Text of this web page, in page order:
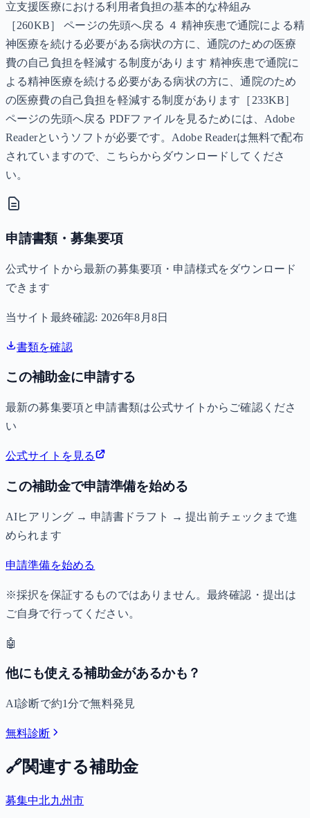
立支援医療における利用者負担の基本的な枠組み
［260KB］ ページの先頭へ戻る ４ 精神疾患で通院による精
神医療を続ける必要がある病状の方に、通院のための医療
費の自己負担を軽減する制度があります 精神疾患で通院に
よる精神医療を続ける必要がある病状の方に、通院のため
の医療費の自己負担を軽減する制度があります［233KB］
ページの先頭へ戻る PDFファイルを見るためには、Adobe
Readerというソフトが必要です。Adobe Readerは無料で配布
されていますので、こちらからダウンロードしてくださ
い。
申請書類・募集要項
公式サイトから最新の募集要項・申請様式をダウンロード
できます
当サイト最終確認: 2026年8月8日
書類を確認
この補助金に申請する
最新の募集要項と申請書類は公式サイトからご確認くださ
い
公式サイトを見る
この補助金で申請準備を始める
AIヒアリング → 申請書ドラフト → 提出前チェックまで進
められます
申請準備を始める
※採択を保証するものではありません。最終確認・提出は
ご自身で行ってください。
🤖
他にも使える補助金があるかも？
AI診断で約1分で無料発見
無料診断
🔗関連する補助金
募集中北九州市